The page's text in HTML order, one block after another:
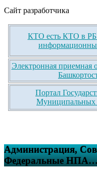
Сайт разработчика
КТО есть КТО в РБ
Электронная приемная
Портал
Муниципальных
Администрация,
Федеральные